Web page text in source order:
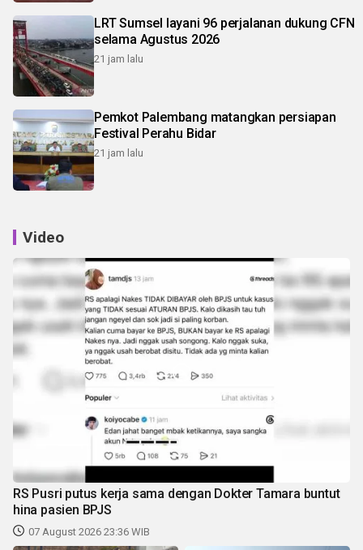
LRT Sumsel layani 96 perjalanan dukung CFN
selama Agustus 2026
21 jam lalu
Pemkot Palembang matangkan persiapan
Festival Perahu Bidar
21 jam lalu
Video
RS Pusri putus kerja sama dengan Dokter Tamara buntut
hina pasien BPJS
07 August 2026 23:36 WIB